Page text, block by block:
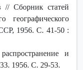
// Сборник статей
1956. С. 41-50 :
и
1956. С. 29-53.